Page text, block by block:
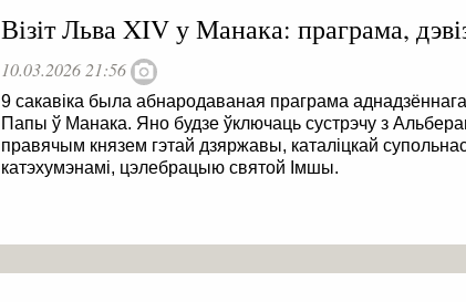
Візіт Льва XIV у Манака: праграма,
10.03.2026 21:56
9 сакавіка была абнародаваная праграма
Папы ў Манака. Яно будзе ўключаць сустрэчу з
правячым князем гэтай дзяржавы, каталіцкай
катэхумэнамі, цэлебрацыю святой Імшы.